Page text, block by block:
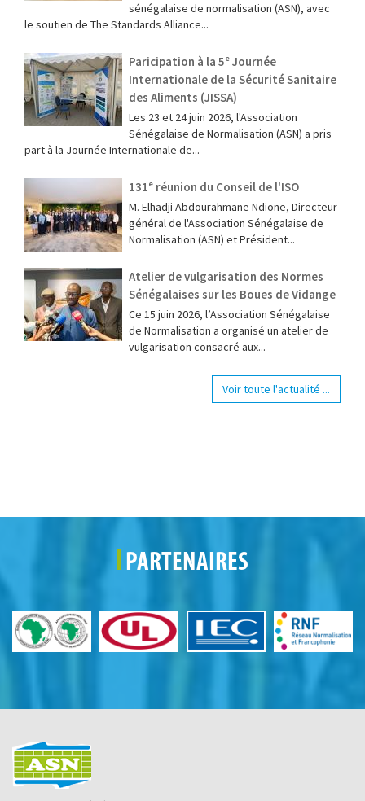
sénégalaise de normalisation (ASN), avec
le soutien de The Standards Alliance...
Paricipation à la 5ᵉ Journée
Internationale de la Sécurité Sanitaire
des Aliments (JISSA)
‎Les 23 et 24 juin 2026, l'Association
Sénégalaise de Normalisation (ASN) a pris
part à la Journée Internationale de...
131ᵉ réunion du Conseil de l'ISO
M. Elhadji Abdourahmane Ndione, Directeur
général de l'Association Sénégalaise de
Normalisation (ASN) et Président...
Atelier de vulgarisation des Normes
Sénégalaises sur les Boues de Vidange
Ce 15 juin 2026, l’Association Sénégalaise
de Normalisation a organisé un atelier de
vulgarisation consacré aux...
Voir toute l'actualité ...
PARTENAIRES